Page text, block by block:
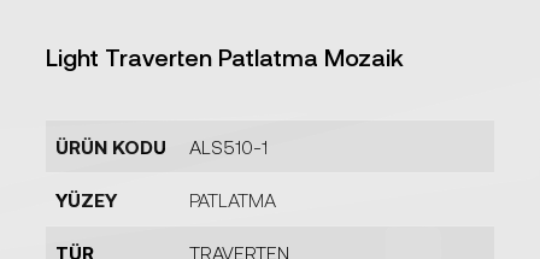
Light Traverten Patlatma Mozaik
ÜRÜN KODU ALS510-1
YÜZEY PATLATMA
TÜR TRAVERTEN